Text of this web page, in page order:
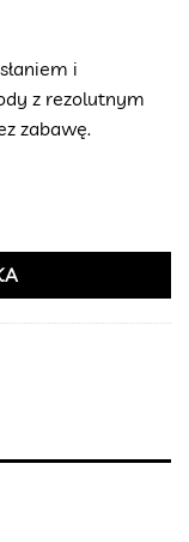
i
z rezolutnym
zabawę.